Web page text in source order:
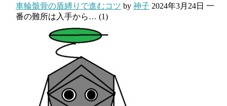
車輪骸骨の盾縛りで進むコツ by 神子 2024年3月24日 一
番の難所は入手から… (1)